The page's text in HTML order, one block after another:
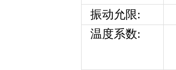
振动允限:
温度系数: